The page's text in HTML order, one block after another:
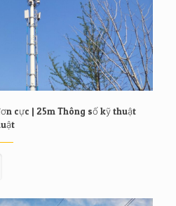
cực | 25m Thông số kỹ thuật